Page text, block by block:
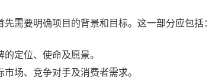
需要明确项目的背景和目标。这一部分应包括：
的定位、使命及愿景。
市场、竞争对手及消费者需求。